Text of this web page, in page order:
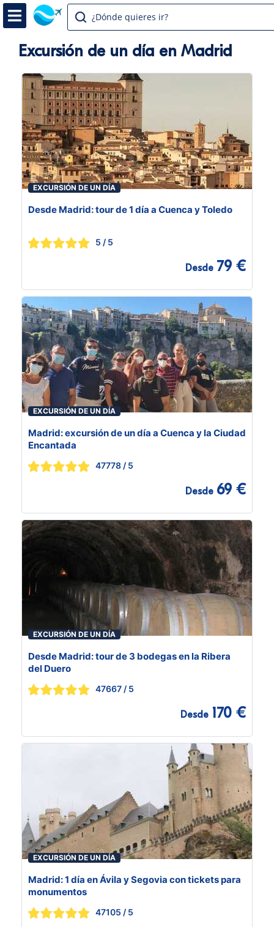
¿Dónde quieres ir?
Excursión de un día en Madrid
EXCURSIÓN DE UN DÍA
Desde Madrid: tour de 1 día a Cuenca y Toledo
5 / 5
Desde 79 €
EXCURSIÓN DE UN DÍA
Madrid: excursión de un día a Cuenca y la Ciudad
Encantada
47778 / 5
Desde 69 €
EXCURSIÓN DE UN DÍA
Desde Madrid: tour de 3 bodegas en la Ribera
del Duero
47667 / 5
Desde 170 €
EXCURSIÓN DE UN DÍA
Madrid: 1 día en Ávila y Segovia con tickets para
monumentos
47105 / 5